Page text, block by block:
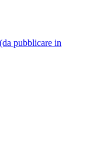
pubblicare in